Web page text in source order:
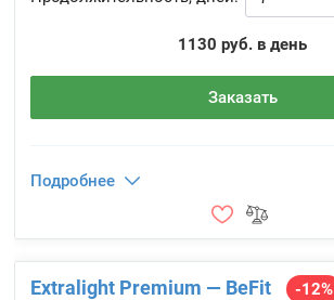
1130 руб. в день
Заказать
Подробнее
Extralight Premium — BeFit
-12%